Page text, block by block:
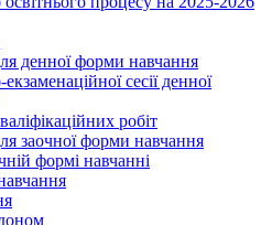
денної форми навчання
сесії денної
робіт
заочної форми навчання
формі навчанні